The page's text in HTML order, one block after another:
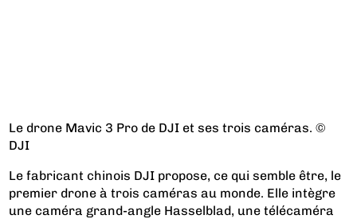
Le drone Mavic 3 Pro de DJI et ses trois caméras. ©
DJI
Le fabricant chinois DJI propose, ce qui semble être, le
premier drone à trois caméras au monde. Elle intègre
une caméra grand-angle Hasselblad, une télécaméra